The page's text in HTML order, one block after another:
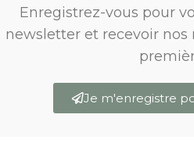
Enregistrez-vous pour
newsletter et recevoir
Je m'enregistre